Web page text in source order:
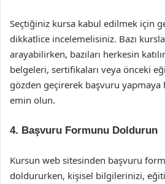
Seçtiğiniz kursa kabul edilmek için
dikkatlice incelemelisiniz. Bazı
arayabilirken, bazıları herkesin
belgeleri, sertifikaları veya önceki
gözden geçirerek başvuru yapmaya
emin olun.
4. Başvuru Formunu Doldurun
Kursun web sitesinden başvuru
doldururken, kişisel bilgilerinizi,